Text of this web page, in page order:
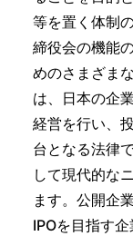
等を置く体制
締役会の機能
めのさまざま
は、日本の企
経営を行い、
台となる法律
して現代的な
ます。公開企
IPOを目指す